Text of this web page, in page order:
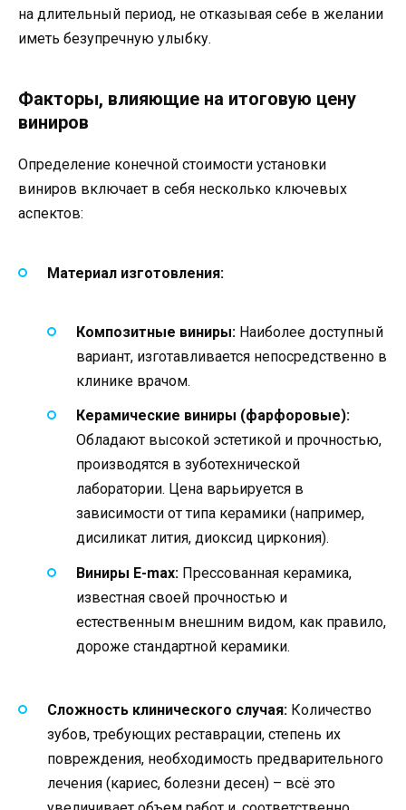
на длительный период, не отказывая себе в желании
иметь безупречную улыбку.
Факторы, влияющие на итоговую цену
виниров
Определение конечной стоимости установки
виниров включает в себя несколько ключевых
аспектов:
Материал изготовления:
Композитные виниры: Наиболее доступный
вариант, изготавливается непосредственно в
клинике врачом.
Керамические виниры (фарфоровые):
Обладают высокой эстетикой и прочностью,
производятся в зуботехнической
лаборатории. Цена варьируется в
зависимости от типа керамики (например,
дисиликат лития, диоксид циркония).
Виниры E-max: Прессованная керамика,
известная своей прочностью и
естественным внешним видом, как правило,
дороже стандартной керамики.
Сложность клинического случая: Количество
зубов, требующих реставрации, степень их
повреждения, необходимость предварительного
лечения (кариес, болезни десен) – всё это